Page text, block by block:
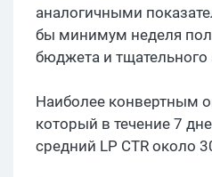
аналогичными
бы минимум неделя
бюджета и тщательного
Наиболее конвертным
который в течение 7
средний LP CTR около